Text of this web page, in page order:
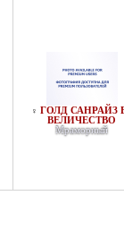
♀ ГОЛД САНРАЙЗ
ВЕЛИЧЕСТВО
Мраморный